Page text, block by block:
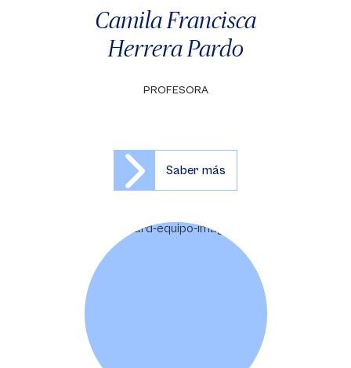
Camila Francisca
Herrera Pardo
PROFESORA
Saber más